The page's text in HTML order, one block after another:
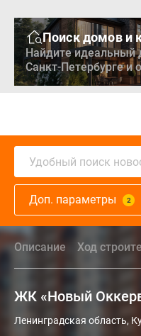
Поиск домов и
Найдите идеальный
Санкт-Петербурге и
Удобный поиск
Доп. параметры 2
Описание Ход
ЖК «Новый
Ленинградская область,